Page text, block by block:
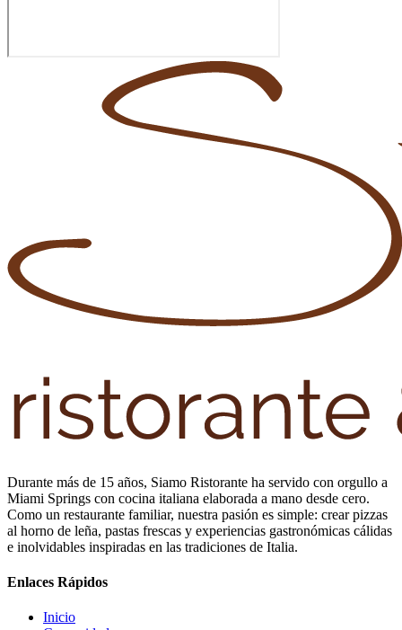
Durante más de 15 años, Siamo Ristorante ha servido con orgullo a
Miami Springs con cocina italiana elaborada a mano desde cero.
Como un restaurante familiar, nuestra pasión es simple: crear pizzas
al horno de leña, pastas frescas y experiencias gastronómicas cálidas
e inolvidables inspiradas en las tradiciones de Italia.
Enlaces Rápidos
Inicio